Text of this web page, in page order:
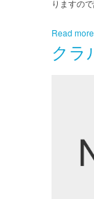
りますの
Read more
クラ